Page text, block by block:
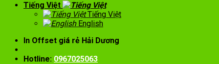
Tiếng Việt
Tiếng Việt
English
In Offset giá rẻ Hải Dương
Hotline: 0967025063